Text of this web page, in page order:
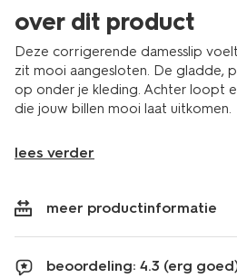
over dit product
Deze corrigerende damesslip
zit mooi aangesloten. De gladde,
op onder je kleding. Achter loopt
die jouw billen mooi laat uitkomen.
lees verder
meer productinformatie
beoordeling: 4.3 (erg